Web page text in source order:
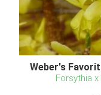
Weber's
Forsythia